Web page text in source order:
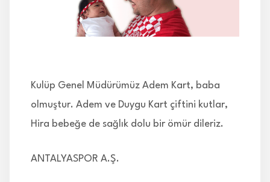
Kulüp Genel Müdürümüz Adem Kart, baba
olmuştur. Adem ve Duygu Kart çiftini kutlar,
Hira bebeğe de sağlık dolu bir ömür dileriz.
ANTALYASPOR A.Ş.